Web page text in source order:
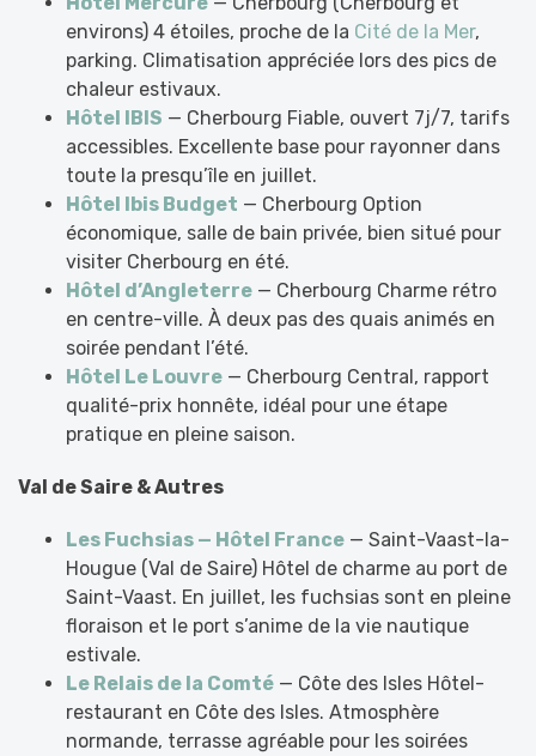
environs) 4 étoiles, proche de la Cité de la Mer,
parking. Climatisation appréciée lors des pics de
chaleur estivaux.
Hôtel IBIS — Cherbourg Fiable, ouvert 7j/7, tarifs
accessibles. Excellente base pour rayonner dans
toute la presqu’île en juillet.
Hôtel Ibis Budget — Cherbourg Option
économique, salle de bain privée, bien situé pour
visiter Cherbourg en été.
Hôtel d’Angleterre — Cherbourg Charme rétro
en centre-ville. À deux pas des quais animés en
soirée pendant l’été.
Hôtel Le Louvre — Cherbourg Central, rapport
qualité-prix honnête, idéal pour une étape
pratique en pleine saison.
Val de Saire & Autres
Les Fuchsias — Hôtel France — Saint-Vaast-la-
Hougue (Val de Saire) Hôtel de charme au port de
Saint-Vaast. En juillet, les fuchsias sont en pleine
floraison et le port s’anime de la vie nautique
estivale.
Le Relais de la Comté — Côte des Isles Hôtel-
restaurant en Côte des Isles. Atmosphère
normande, terrasse agréable pour les soirées